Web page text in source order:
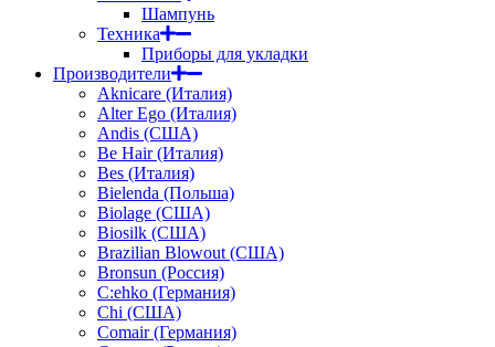
Шампунь
Техника
Приборы для укладки
Производители
Aknicare (Италия)
Alter Ego (Италия)
Andis (США)
Be Hair (Италия)
Bes (Италия)
Bielenda (Польша)
Biolage (США)
Biosilk (США)
Brazilian Blowout (США)
Bronsun (Россия)
C:ehko (Германия)
Chi (США)
Comair (Германия)